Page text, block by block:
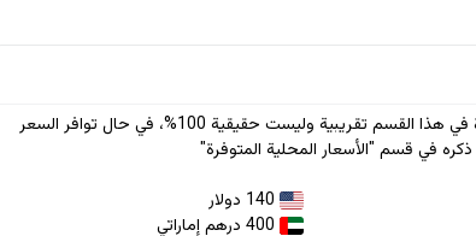
* جميع الأسعار الواردة في هذا القسم تقريبية وليست حقيقية 100%، في حال توافر السعر
في قسم "الأسعار المحلية المتوفرة"